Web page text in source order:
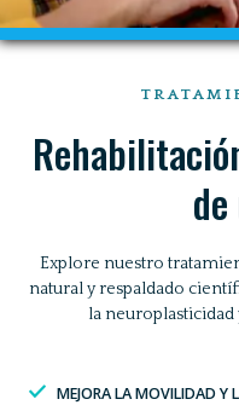
POTENCIE
EN LA
DESPUÉS DE
natural y respaldado
promover la
Explore nuestro
natural y respaldado
la
MEJORA LA MOVILIDAD Y